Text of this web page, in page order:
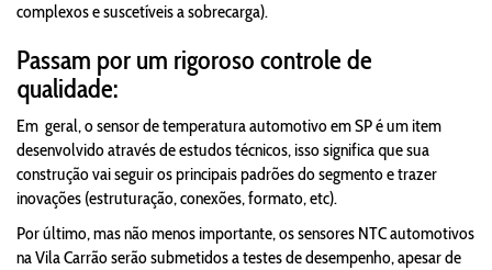
complexos e suscetíveis a sobrecarga).
Passam por um rigoroso controle de
qualidade:
Em geral, o sensor de temperatura automotivo em SP é um item
desenvolvido através de estudos técnicos, isso significa que sua
construção vai seguir os principais padrões do segmento e trazer
inovações (estruturação, conexões, formato, etc).
Por último, mas não menos importante, os sensores NTC automotivos
na Vila Carrão serão submetidos a testes de desempenho, apesar de